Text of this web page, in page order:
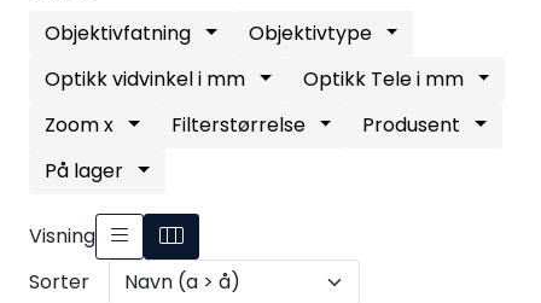
Objektivfatning
Objektivtype
Optikk vidvinkel i mm
Optikk Tele i mm
Zoom x
Filterstørrelse
Produsent
På lager
Visning
Sorter
VAREMERKER
SAMTALEROM